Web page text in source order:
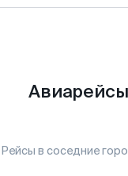
Рейсы в соседние